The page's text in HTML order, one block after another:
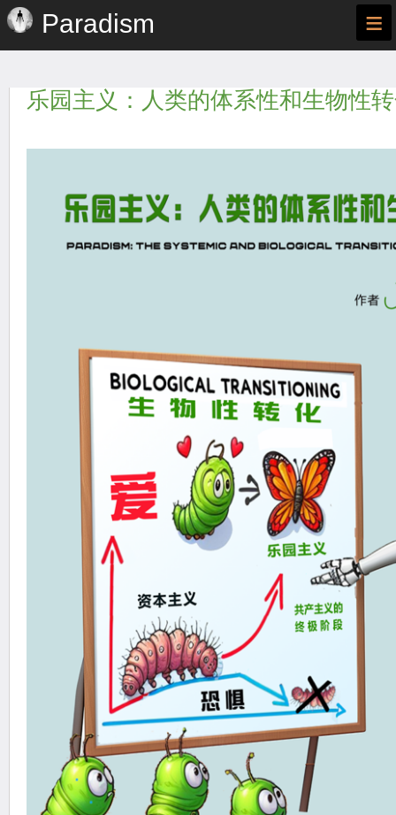
Paradism ≡
乐园主义：人类的体系性和生物性